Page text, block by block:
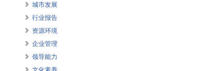
城市发展
行业报告
资源环境
企业管理
领导能力